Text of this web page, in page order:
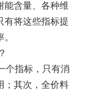
能含量、各种维
有将这些指标提
个指标，只有消
；其次，全价料